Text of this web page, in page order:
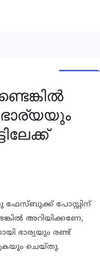
ഭാര്യയും
ഫേസ്ബുക്ക് പോസ്റ്റിന്
അറിയിക്കണേ,
ഭാര്യയും രണ്ട്
ചെയ്തു.